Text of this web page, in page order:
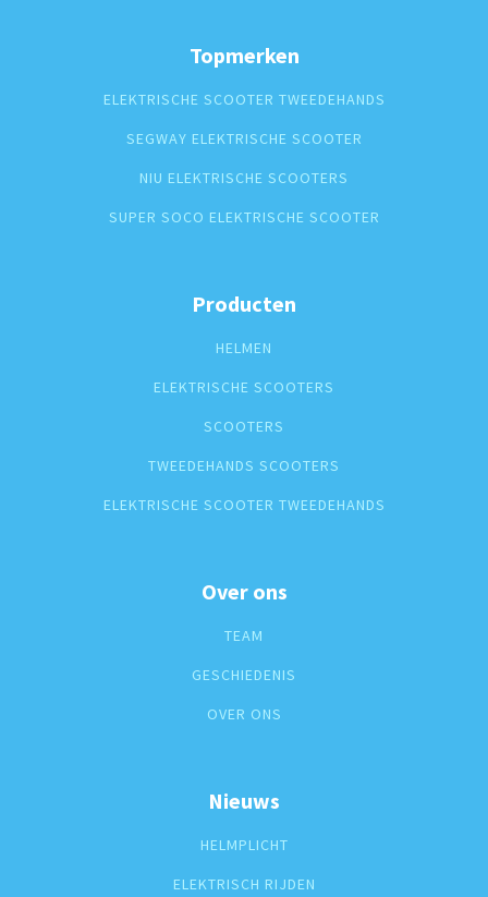
Topmerken
ELEKTRISCHE SCOOTER TWEEDEHANDS
SEGWAY ELEKTRISCHE SCOOTER
NIU ELEKTRISCHE SCOOTERS
SUPER SOCO ELEKTRISCHE SCOOTER
Producten
HELMEN
ELEKTRISCHE SCOOTERS
SCOOTERS
TWEEDEHANDS SCOOTERS
ELEKTRISCHE SCOOTER TWEEDEHANDS
Over ons
TEAM
GESCHIEDENIS
OVER ONS
Nieuws
HELMPLICHT
ELEKTRISCH RIJDEN